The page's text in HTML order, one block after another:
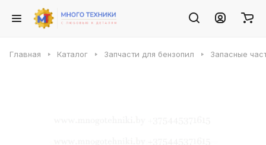
Главная Каталог Запчасти для бензопил Запасные